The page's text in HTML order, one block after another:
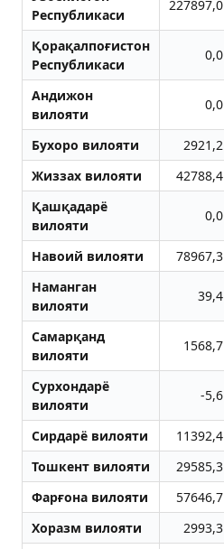
Республикаси
227897,0
Қорақалпоғистон
Республикаси
0,0
Aндижон
вилояти
0,0
Бухоро вилояти 2921,2
Жиззах вилояти
42788,4
Қашқадарё
вилояти
0,0
Навоий вилояти 78967,3
Наманган
вилояти
39,4
Самарқанд
вилояти
1568,7
Сурхондарё
вилояти
-5,6
Сирдарё вилояти 11392,4
Тошкент вилояти
29585,3
Фарғона вилояти
57646,7
Хоразм вилояти
2993,3